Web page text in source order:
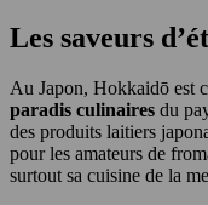
Les saveurs
Au Japon, Hokkaidō est
paradis culinaires du
des produits laitiers
pour les amateurs de
surtout sa cuisine de la